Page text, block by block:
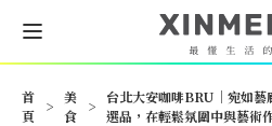
首
頁
>
美
食
>
台北大安咖啡BRU｜宛如藝
選品，在輕鬆氛圍中與藝術